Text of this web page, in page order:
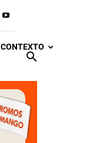
CONTEXTO